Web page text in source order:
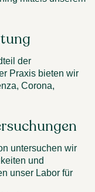
der
Praxis bieten wir
Corona,
untersuchen wir
und
unser Labor für